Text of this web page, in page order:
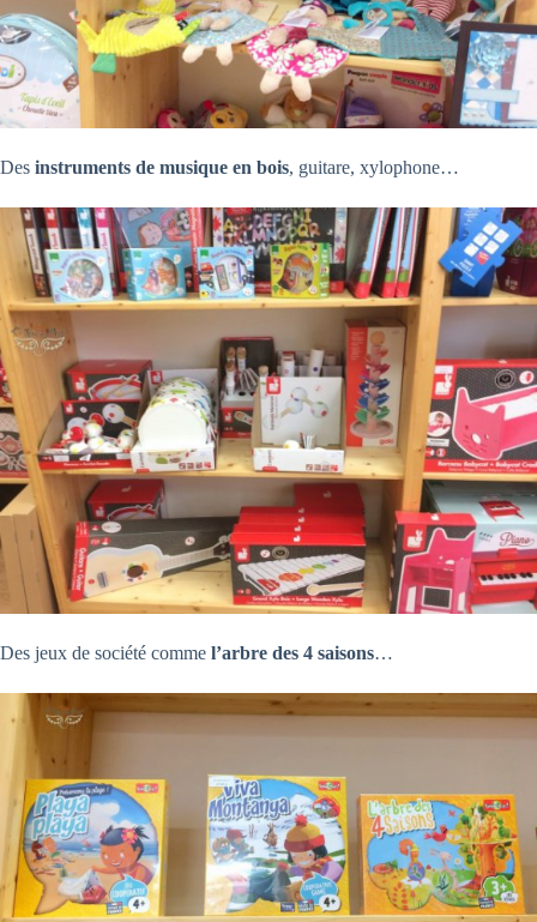
Des instruments de musique en bois, guitare, xylophone…
Des jeux de société comme l’arbre des 4 saisons…